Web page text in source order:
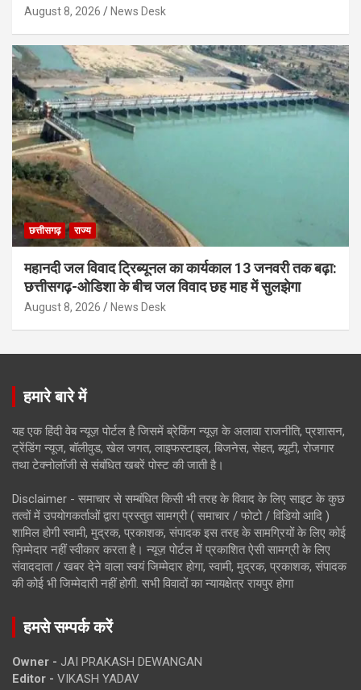
August 8, 2026 News Desk
छत्तीसगढ़ राज्य
महानदी जल विवाद ट्रिब्यूनल का कार्यकाल 13 जनवरी तक बढ़ा:
छत्तीसगढ़-ओडिशा के बीच जल विवाद छह माह में सुलझेगा
August 8, 2026 News Desk
हमारे बारे में
यह एक हिंदी वेब न्यूज़ पोर्टल है जिसमें ब्रेकिंग न्यूज़ के अलावा राजनीति, प्रशासन,
ट्रेंडिंग न्यूज, बॉलीवुड, खेल जगत, लाइफस्टाइल, बिजनेस, सेहत, ब्यूटी, रोजगार
तथा टेक्नोलॉजी से संबंधित खबरें पोस्ट की जाती है।
Disclaimer - समाचार से सम्बंधित किसी भी तरह के विवाद के लिए साइट के कुछ
तत्वों में उपयोगकर्ताओं द्वारा प्रस्तुत सामग्री ( समाचार / फोटो / विडियो आदि )
शामिल होगी स्वामी, मुद्रक, प्रकाशक, संपादक इस तरह के सामग्रियों के लिए कोई
ज़िम्मेदार नहीं स्वीकार करता है। न्यूज़ पोर्टल में प्रकाशित ऐसी सामग्री के लिए
संवाददाता / खबर देने वाला स्वयं जिम्मेदार होगा, स्वामी, मुद्रक, प्रकाशक, संपादक
की कोई भी जिम्मेदारी नहीं होगी. सभी विवादों का न्यायक्षेत्र रायपुर होगा
हमसे सम्पर्क करें
Owner - JAI PRAKASH DEWANGAN
Editor - VIKASH YADAV